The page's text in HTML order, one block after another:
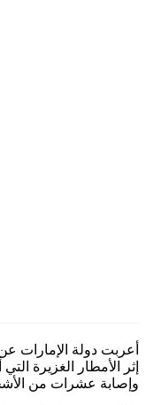
أعربت دولة الإمارات
إثر الأمطار الغزيرة
وإصابة عشرات من